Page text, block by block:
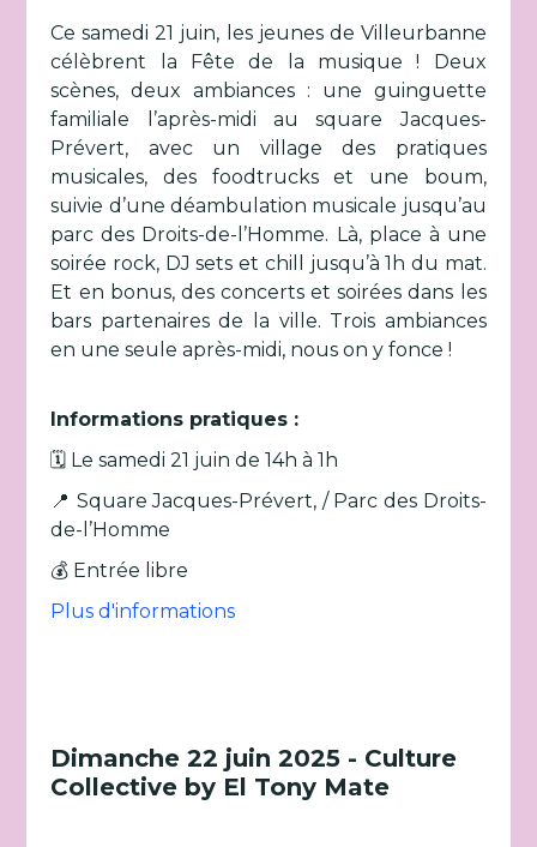
Ce samedi 21 juin, les jeunes de Villeurbanne
célèbrent la Fête de la musique ! Deux
scènes, deux ambiances : une guinguette
familiale l’après-midi au square Jacques-
Prévert, avec un village des pratiques
musicales, des foodtrucks et une boum,
suivie d’une déambulation musicale jusqu’au
parc des Droits-de-l’Homme. Là, place à une
soirée rock, DJ sets et chill jusqu’à 1h du mat.
Et en bonus, des concerts et soirées dans les
bars partenaires de la ville. Trois ambiances
en une seule après-midi, nous on y fonce !
Informations pratiques :
🗓️ Le samedi 21 juin de 14h à 1h
📍 Square Jacques-Prévert, / Parc des Droits-
de-l’Homme
💰 Entrée libre
Plus d'informations
Dimanche 22 juin 2025 - Culture
Collective by El Tony Mate